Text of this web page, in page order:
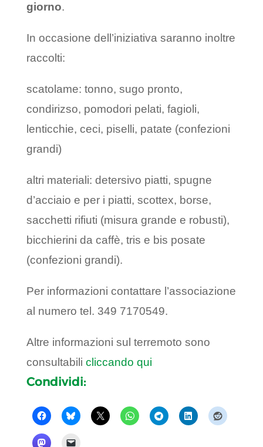
giorno.
In occasione dell’iniziativa saranno inoltre
raccolti:
scatolame: tonno, sugo pronto,
condirizso, pomodori pelati, fagioli,
lenticchie, ceci, piselli, patate (confezioni
grandi)
altri materiali: detersivo piatti, spugne
d’acciaio e per i piatti, scottex, borse,
sacchetti rifiuti (misura grande e robusti),
bicchierini da caffè, tris e bis posate
(confezioni grandi).
Per informazioni contattare l’associazione
al numero tel. 349 7170549.
Altre informazioni sul terremoto sono
consultabili cliccando qui
Condividi: